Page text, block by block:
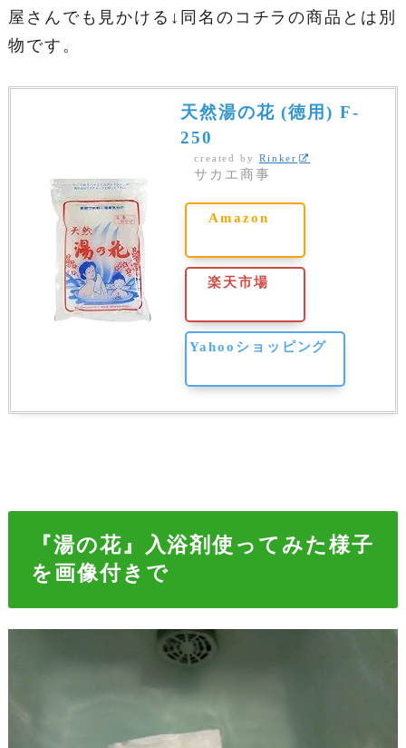
屋さんでも見かける↓同名のコチラの商品とは別
物です。
天然湯の花 (徳用) F-
250
created by Rinker
サカエ商事
Amazon
楽天市場
Yahooショッピング
『湯の花』入浴剤使ってみた様子
を画像付きで